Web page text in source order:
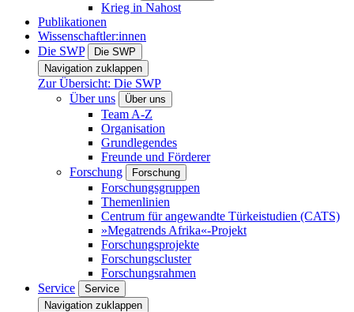
Krieg in Nahost
Publikationen
Wissenschaftler:innen
Die SWP
Die SWP
Navigation zuklappen
Zur Übersicht: Die SWP
Über uns
Über uns
Team A-Z
Organisation
Grundlegendes
Freunde und Förderer
Forschung
Forschung
Forschungsgruppen
Themenlinien
Centrum für angewandte Türkeistudien (CATS)
»Megatrends Afrika«-Projekt
Forschungsprojekte
Forschungscluster
Forschungsrahmen
Service
Service
Navigation zuklappen